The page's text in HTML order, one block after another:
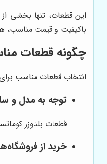
این قطعات، تنها بخشی
باکیفیت و قیمت مناسب،
چگونه قطعات
انتخاب قطعات مناسب
توجه به مدل و
قطعات بلدوزر
خرید از